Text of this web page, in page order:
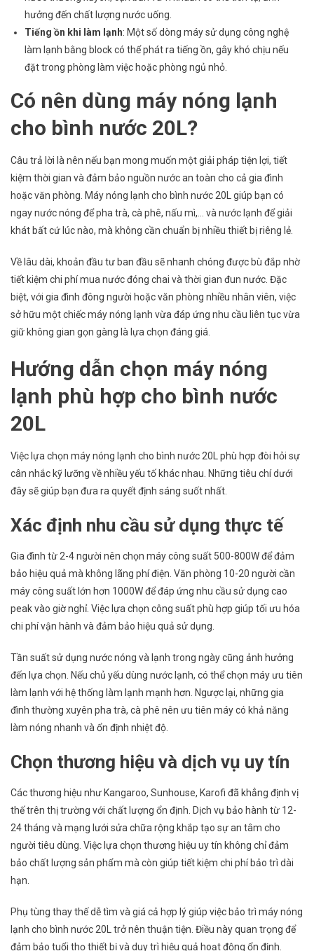
hưởng đến chất lượng nước uống.
Tiếng ồn khi làm lạnh: Một số dòng máy sử dụng công nghệ
làm lạnh bằng block có thể phát ra tiếng ồn, gây khó chịu nếu
đặt trong phòng làm việc hoặc phòng ngủ nhỏ.
Có nên dùng máy nóng lạnh
cho bình nước 20L?
Câu trả lời là nên nếu bạn mong muốn một giải pháp tiện lợi, tiết
kiệm thời gian và đảm bảo nguồn nước an toàn cho cả gia đình
hoặc văn phòng. Máy nóng lạnh cho bình nước 20L giúp bạn có
ngay nước nóng để pha trà, cà phê, nấu mì,… và nước lạnh để giải
khát bất cứ lúc nào, mà không cần chuẩn bị nhiều thiết bị riêng lẻ.
Về lâu dài, khoản đầu tư ban đầu sẽ nhanh chóng được bù đắp nhờ
tiết kiệm chi phí mua nước đóng chai và thời gian đun nước. Đặc
biệt, với gia đình đông người hoặc văn phòng nhiều nhân viên, việc
sở hữu một chiếc máy nóng lạnh vừa đáp ứng nhu cầu liên tục vừa
giữ không gian gọn gàng là lựa chọn đáng giá.
Hướng dẫn chọn máy nóng
lạnh phù hợp cho bình nước
20L
Việc lựa chọn máy nóng lạnh cho bình nước 20L phù hợp đòi hỏi sự
cân nhắc kỹ lưỡng về nhiều yếu tố khác nhau. Những tiêu chí dưới
đây sẽ giúp bạn đưa ra quyết định sáng suốt nhất.
Xác định nhu cầu sử dụng thực tế
Gia đình từ 2-4 người nên chọn máy công suất 500-800W để đảm
bảo hiệu quả mà không lãng phí điện. Văn phòng 10-20 người cần
máy công suất lớn hơn 1000W để đáp ứng nhu cầu sử dụng cao
peak vào giờ nghỉ. Việc lựa chọn công suất phù hợp giúp tối ưu hóa
chi phí vận hành và đảm bảo hiệu quả sử dụng.
Tần suất sử dụng nước nóng và lạnh trong ngày cũng ảnh hưởng
đến lựa chọn. Nếu chủ yếu dùng nước lạnh, có thể chọn máy ưu tiên
làm lạnh với hệ thống làm lạnh mạnh hơn. Ngược lại, những gia
đình thường xuyên pha trà, cà phê nên ưu tiên máy có khả năng
làm nóng nhanh và ổn định nhiệt độ.
Chọn thương hiệu và dịch vụ uy tín
Các thương hiệu như Kangaroo, Sunhouse, Karofi đã khẳng định vị
thế trên thị trường với chất lượng ổn định. Dịch vụ bảo hành từ 12-
24 tháng và mạng lưới sửa chữa rộng khắp tạo sự an tâm cho
người tiêu dùng. Việc lựa chọn thương hiệu uy tín không chỉ đảm
bảo chất lượng sản phẩm mà còn giúp tiết kiệm chi phí bảo trì dài
hạn.
Phụ tùng thay thế dễ tìm và giá cả hợp lý giúp việc bảo trì máy nóng
lạnh cho bình nước 20L trở nên thuận tiện. Điều này quan trọng để
đảm bảo tuổi thọ thiết bị và duy trì hiệu quả hoạt động ổn định.